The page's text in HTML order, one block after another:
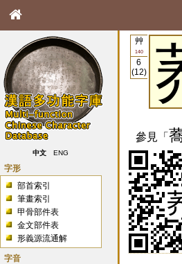
中文 ENG
字形
部首索引
筆畫索引
甲骨部件表
金文部件表
形義源流通解
字音
艸
140
6
(12)
參見「